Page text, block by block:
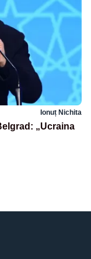
Ionuț Nichita
„Ucraina